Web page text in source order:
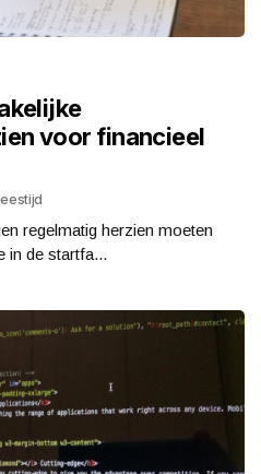
voor financieel
regelmatig herzien moeten
in de startfa...